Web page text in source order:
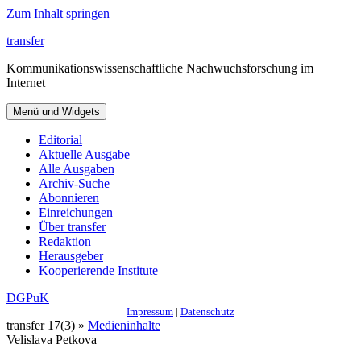
Zum Inhalt springen
transfer
Kommunikationswissenschaftliche Nachwuchsforschung im
Internet
Menü und Widgets
Editorial
Aktuelle Ausgabe
Alle Ausgaben
Archiv-Suche
Abonnieren
Einreichungen
Über transfer
Redaktion
Herausgeber
Kooperierende Institute
DGPuK
Impressum | Datenschutz
transfer 17(3) » Medieninhalte
Velislava Petkova